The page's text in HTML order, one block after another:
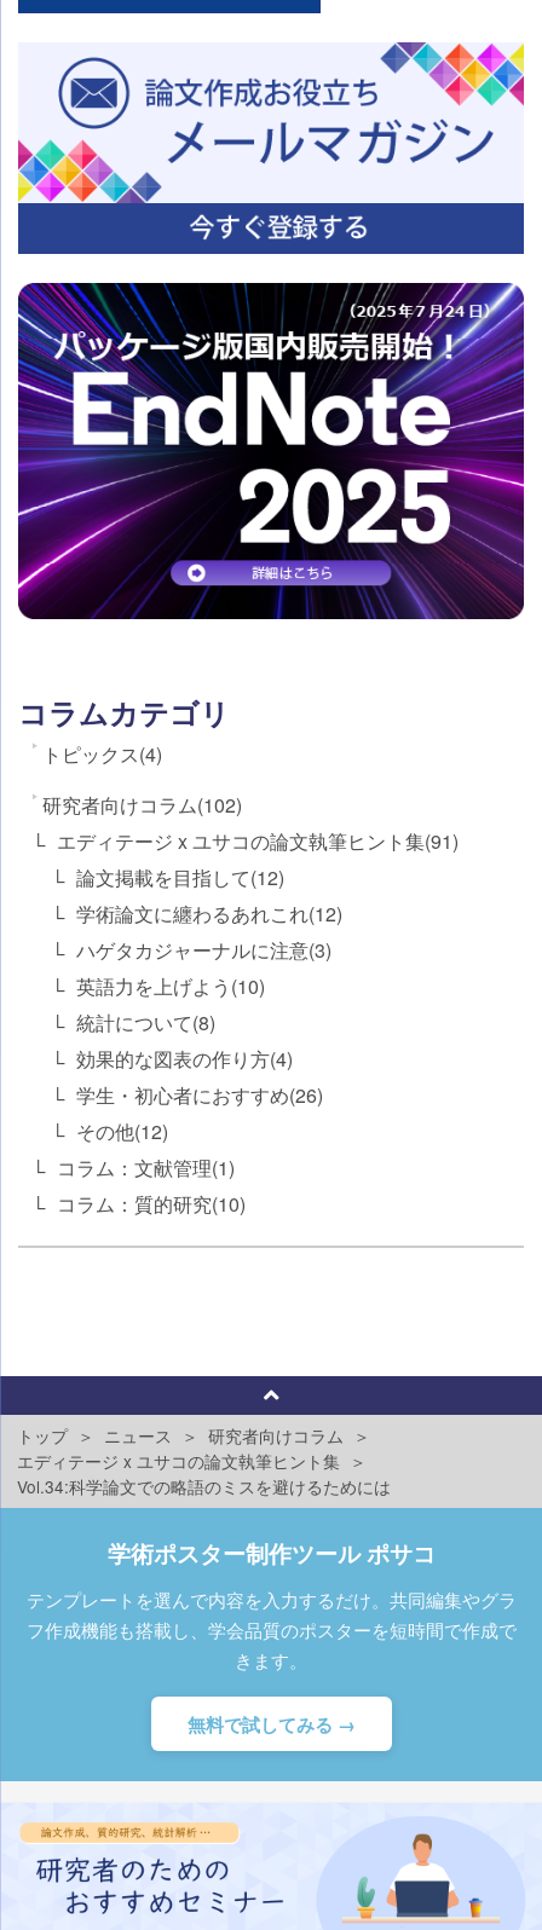
コラムカテゴリ
トピックス(4)
研究者向けコラム(102)
エディテージ x ユサコの論文執筆ヒント集(91)
論文掲載を目指して(12)
学術論文に纏わるあれこれ(12)
ハゲタカジャーナルに注意(3)
英語力を上げよう(10)
統計について(8)
効果的な図表の作り方(4)
学生・初心者におすすめ(26)
その他(12)
コラム：文献管理(1)
コラム：質的研究(10)
トップ ニュース
研究者向けコラム
エディテージ x ユサコの論文執筆ヒント集
Vol.34:科学論文での略語のミスを避けるためには
学術ポスター制作ツール ポサコ
テンプレートを選んで内容を入力するだけ。共同編集やグラ
フ作成機能も搭載し、学会品質のポスターを短時間で作成で
きます。
無料で試してみる →